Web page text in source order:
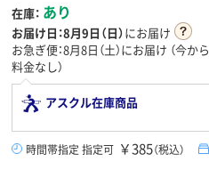
在庫： あり
お届け日：8月9日（日）にお届け
お急ぎ便：8月8日（土）にお届け （今から
料金なし）
アスクル在庫商品
時間帯指定 指定可 ￥385（税込）